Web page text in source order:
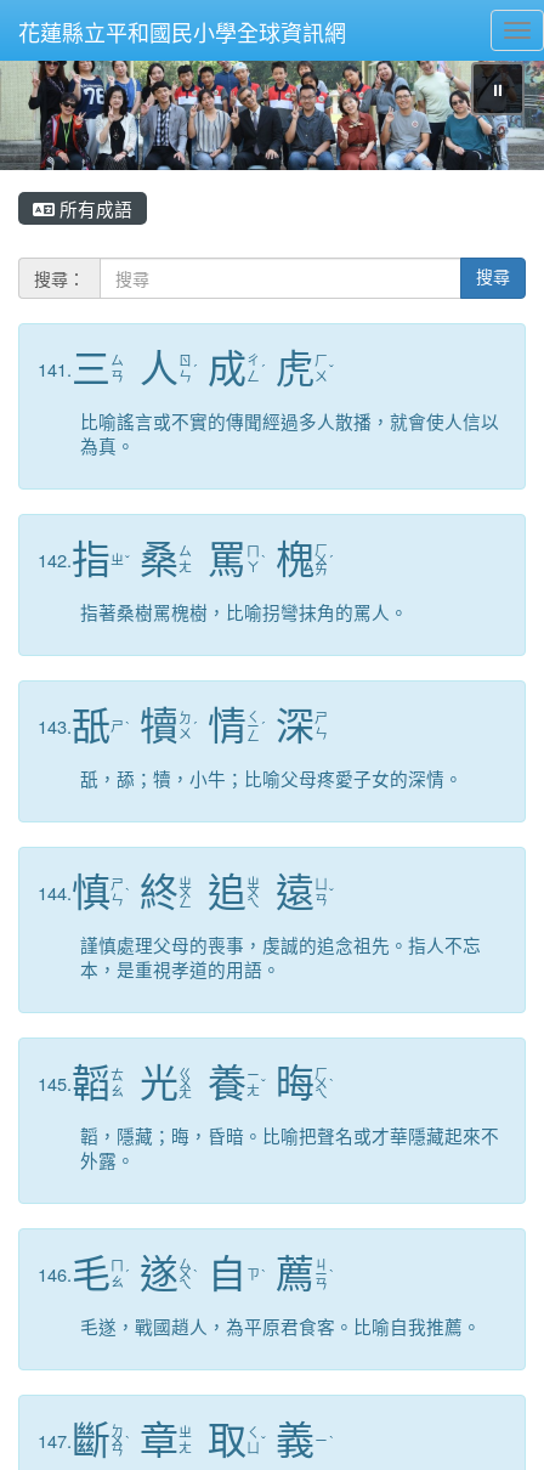
花蓮縣立平和國民小學全球資訊網
⏸
所有成語
搜尋： 搜尋
141.三 ㄙ
ㄢ
人 ㄖ
ㄣ ˊ 成ㄔ
ㄥ ˊ 虎ㄏ
ㄨ ˇ
比喻謠言或不實的傳聞經過多人散播，就會使人信以
為真。
142.指ㄓˇ 桑ㄙ
ㄤ
罵 ㄇ
ㄚˋ 槐ㄏ
ㄨ
ㄞ
ˊ
指著桑樹罵槐樹，比喻拐彎抹角的罵人。
143.舐ㄕˋ 犢 ㄉ
ㄨ ˊ 情 ㄑ
ㄧ
ㄥ
ˊ 深ㄕ
ㄣ
舐，舔；犢，小牛；比喻父母疼愛子女的深情。
144.慎ㄕ
ㄣˋ 終ㄓ
ㄨ
ㄥ 追 ㄓ
ㄨ
ㄟ 遠 ㄢˇ
謹慎處理父母的喪事，虔誠的追念祖先。指人不忘
本，是重視孝道的用語。
145.韜ㄊ
ㄠ
光ㄍ
ㄨ
ㄤ 養ㄧ
ㄤˇ 晦ㄏ
ㄨ
ㄟ
ˋ
韜，隱藏；晦，昏暗。比喻把聲名或才華隱藏起來不
外露。
146.毛 ㄇ
ㄠ ˊ 遂ㄙ
ㄨ
ㄟ
ˋ 自 ㄗˋ 薦 ㄐ
ㄧ
ㄢ
ˋ
毛遂，戰國趙人，為平原君食客。比喻自我推薦。
147. 斷 ㄉ
ㄨ
ㄢ
ˋ 章ㄓ
ㄤ
取 ㄑ
ˇ 義ㄧˋ